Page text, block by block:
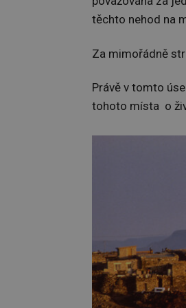
těchto nehod na
Za mimořádně
Právě v tomto
tohoto místa o